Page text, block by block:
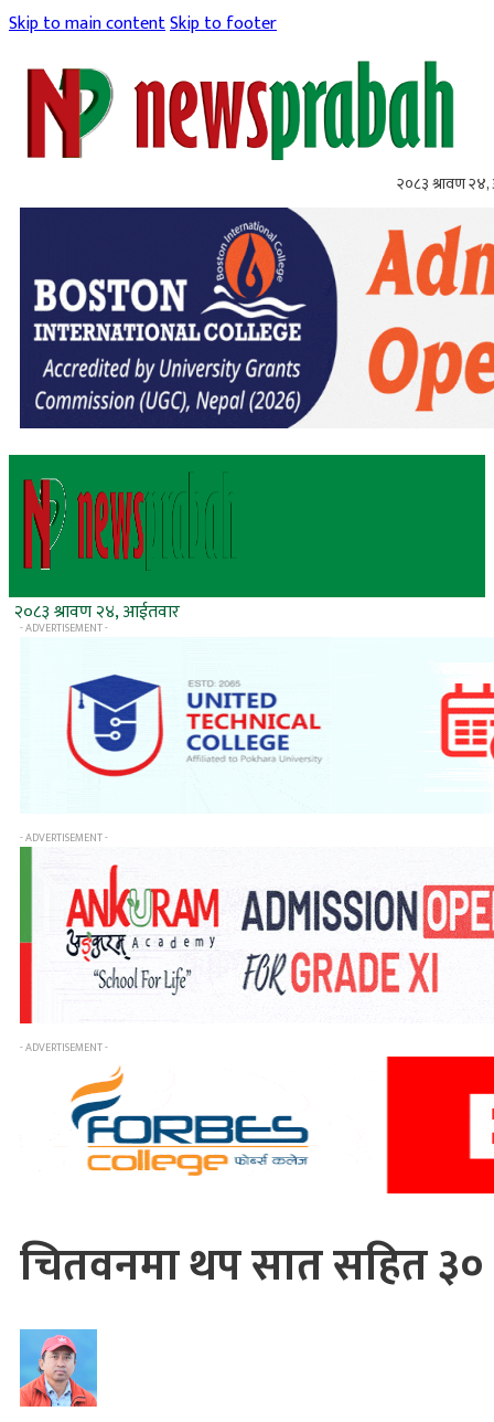
Skip to main contentSkip to footer
२०८३ श्रावण
२०८३ श्रावण २४, आईतवार
- ADVERTISEMENT -
- ADVERTISEMENT -
- ADVERTISEMENT -
चितवनमा थप सात सहित ३०